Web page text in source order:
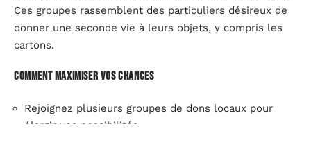
Ces groupes rassemblent des particuliers désireux de
donner une seconde vie à leurs objets, y compris les
cartons.
Comment maximiser vos chances
Rejoignez plusieurs groupes de dons locaux pour
élargir vos possibilités.